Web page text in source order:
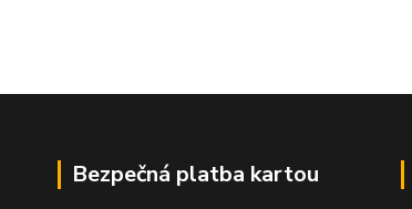
Bezpečná platba kartou